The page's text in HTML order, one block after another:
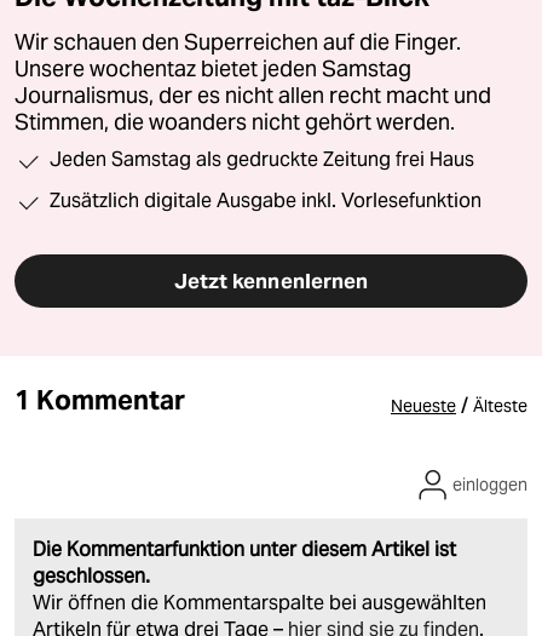
Wir schauen den Superreichen auf die Finger.
Unsere wochentaz bietet jeden Samstag
Journalismus, der es nicht allen recht macht und
Stimmen, die woanders nicht gehört werden.
Jeden Samstag als gedruckte Zeitung frei Haus
Zusätzlich digitale Ausgabe inkl. Vorlesefunktion
Jetzt kennenlernen
1 Kommentar Neueste / Älteste
Die Kommentarfunktion unter diesem Artikel ist
geschlossen.
Wir öffnen die Kommentarspalte bei ausgewählten
Artikeln für etwa drei Tage – hier sind sie zu finden.
einloggen